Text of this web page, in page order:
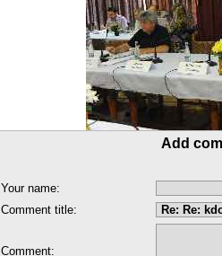
Add
Your name:
Comment title:
Comment: